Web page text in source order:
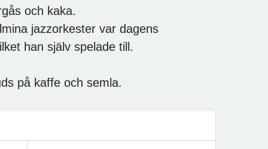
och kaka.
jazzorkester var dagens
han själv spelade till.
på kaffe och semla.